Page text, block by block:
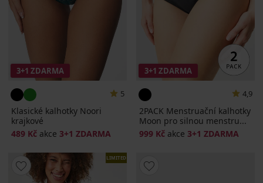
3+1 ZDARMA
5
Klasické kalhotky Noori
krajkové
489 Kč akce 3+1 ZDARMA
3+1 ZDARMA
4,9
2PACK Menstruační kalhotky
Moon pro silnou menstru...
999 Kč akce 3+1 ZDARMA
LIMITED